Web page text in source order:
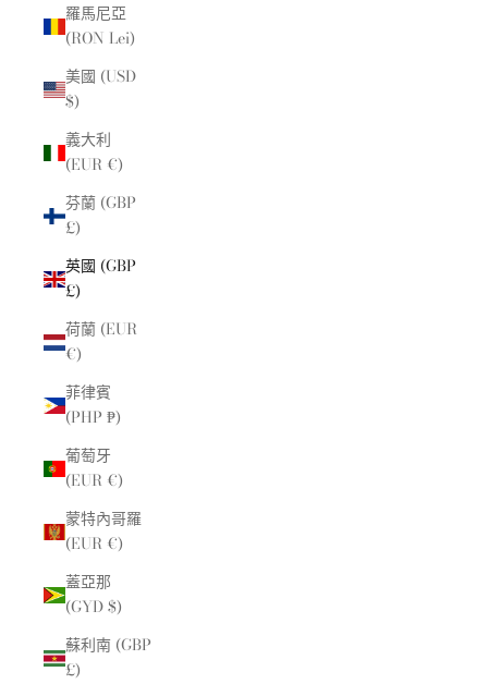
羅馬尼亞
(RON Lei)
美國 (USD
$)
義大利
(EUR €)
芬蘭 (GBP
£)
英國 (GBP
£)
荷蘭 (EUR
€)
菲律賓
(PHP ₱)
葡萄牙
(EUR €)
蒙特內哥羅
(EUR €)
蓋亞那
(GYD $)
蘇利南 (GBP
£)